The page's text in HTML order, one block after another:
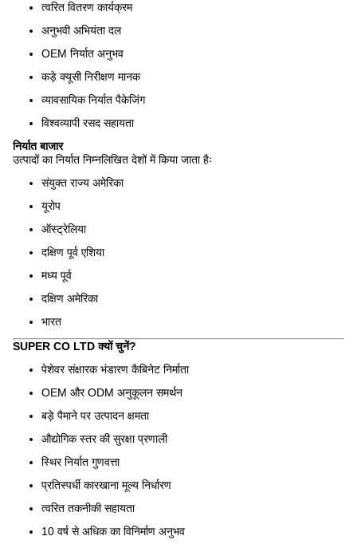
त्वरित वितरण कार्यक्रम
अनुभवी अभियंता दल
OEM निर्यात अनुभव
कड़े क्यूसी निरीक्षण मानक
व्यावसायिक निर्यात पैकेजिंग
विश्वव्यापी रसद सहायता
निर्यात बाजार
उत्पादों का निर्यात निम्नलिखित देशों में किया जाता हैः
संयुक्त राज्य अमेरिका
यूरोप
ऑस्ट्रेलिया
दक्षिण पूर्व एशिया
मध्य पूर्व
दक्षिण अमेरिका
भारत
SUPER CO LTD क्यों चुनें?
पेशेवर संक्षारक भंडारण कैबिनेट निर्माता
OEM और ODM अनुकूलन समर्थन
बड़े पैमाने पर उत्पादन क्षमता
औद्योगिक स्तर की सुरक्षा प्रणाली
स्थिर निर्यात गुणवत्ता
प्रतिस्पर्धी कारखाना मूल्य निर्धारण
त्वरित तकनीकी सहायता
10 वर्ष से अधिक का विनिर्माण अनुभव